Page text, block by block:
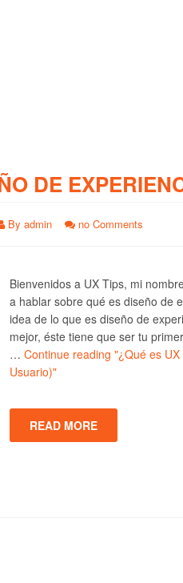
DE
By admin no Comments
Bienvenidos a UX Tips, mi
a hablar sobre qué es diseño de
idea de lo que es diseño de
mejor, éste tiene que ser tu
… Continue reading "¿Qué es
Usuario)"
READ MORE